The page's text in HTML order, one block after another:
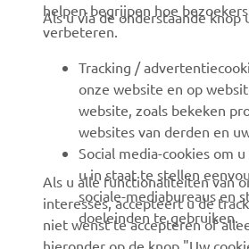
News
Evenementen
Press
Careers
Dealer worden
Mensenrechtenbeleid
Basisbeleid duurzaamheid
Klokkenluiderskanaal
helpen begrijpen hoe
verbeteren.
Als u via de onderstaande
Tracking /
onze website en op
website, zoals bekeken
websites van derden en
Social media-cookies om
u in staat te stellen
sociale-mediabureaus en
doeleinden te gebruiken.
Als u alle functionaliteiten van
interesses, accepteert u de
niet wenst te accepteren of
hieronder op de knop "Uw